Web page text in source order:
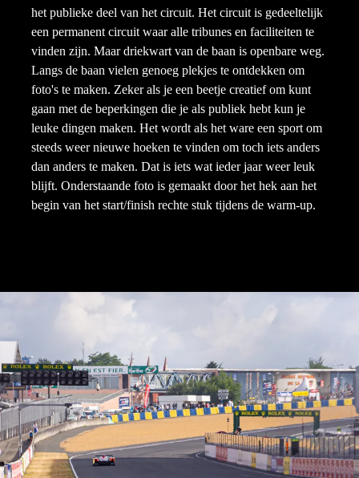
het publieke deel van het circuit. Het circuit is gedeeltelijk
een permanent circuit waar alle tribunes en faciliteiten te
vinden zijn. Maar driekwart van de baan is openbare weg.
Langs de baan vielen genoeg plekjes te ontdekken om
foto's te maken. Zeker als je een beetje creatief om kunt
gaan met de beperkingen die je als publiek hebt kun je
leuke dingen maken. Het wordt als het ware een sport om
steeds weer nieuwe hoeken te vinden om toch iets anders
dan anders te maken. Dat is iets wat ieder jaar weer leuk
blijft. Onderstaande foto is gemaakt door het hek aan het
begin van het start/finish rechte stuk tijdens de warm-up.